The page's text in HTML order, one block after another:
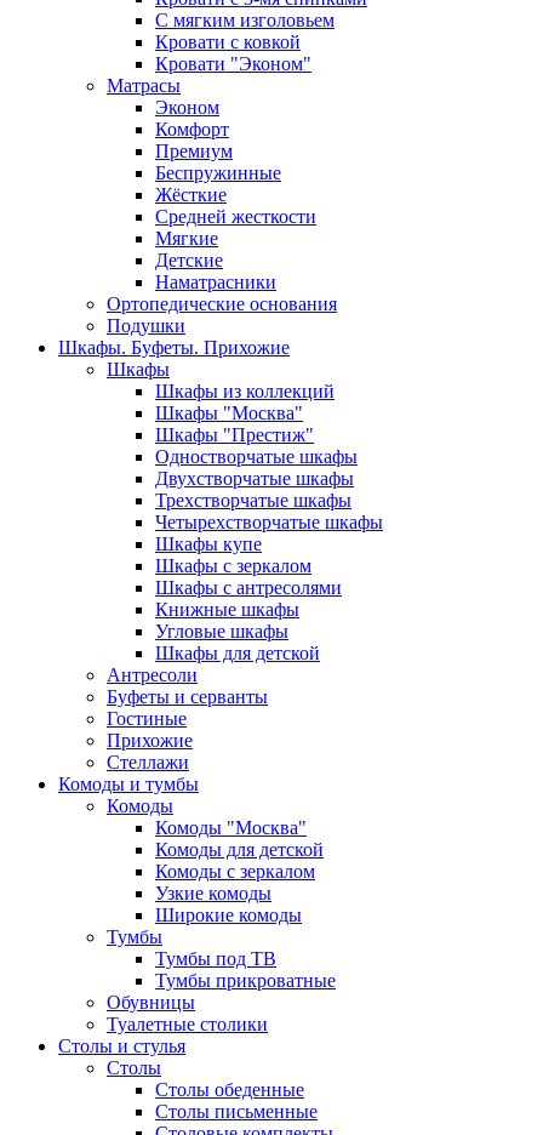
С мягким изголовьем
Кровати с ковкой
Кровати "Эконом"
Матрасы
Эконом
Комфорт
Премиум
Беспружинные
Жёсткие
Средней жесткости
Мягкие
Детские
Наматрасники
Ортопедические основания
Подушки
Шкафы. Буфеты. Прихожие
Шкафы
Шкафы из коллекций
Шкафы "Москва"
Шкафы "Престиж"
Одностворчатые шкафы
Двухстворчатые шкафы
Трехстворчатые шкафы
Четырехстворчатые шкафы
Шкафы купе
Шкафы с зеркалом
Шкафы с антресолями
Книжные шкафы
Угловые шкафы
Шкафы для детской
Антресоли
Буфеты и серванты
Гостиные
Прихожие
Стеллажи
Комоды и тумбы
Комоды
Комоды "Москва"
Комоды для детской
Комоды с зеркалом
Узкие комоды
Широкие комоды
Тумбы
Тумбы под ТВ
Тумбы прикроватные
Обувницы
Туалетные столики
Столы и стулья
Столы
Столы обеденные
Столы письменные